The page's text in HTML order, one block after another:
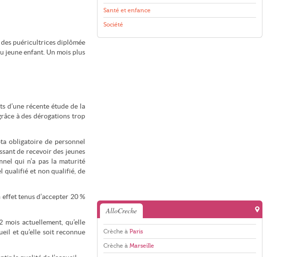
puéricultrices diplômée
jeune enfant. Un mois plus
d’une récente étude de la
à des dérogations trop
obligatoire de personnel
de recevoir des jeunes
qui n’a pas la maturité
qualifié et non qualifié, de
tenus d’accepter 20 %
actuellement, qu’elle
et qu’elle soit reconnue
Santé et enfance
Société
AlloCreche
Crèche à Paris
Crèche à Marseille